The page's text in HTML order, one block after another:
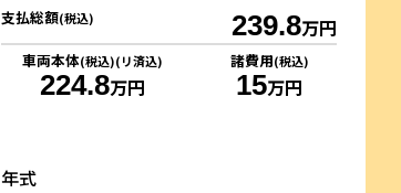
支払総額(税込) 239.8万円
車両本体(税込)(リ済込)
224.8万円
諸費用(税込)
15万円
年式